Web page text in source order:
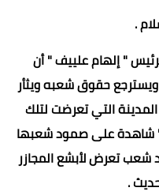
.
" إلهام علييف " أن
ويسترجع حقوق شعبه ويثأر
التي تعرضت لتلك
" شاهدة على صمود شعبها
تعرض لأبشع المجازر
.